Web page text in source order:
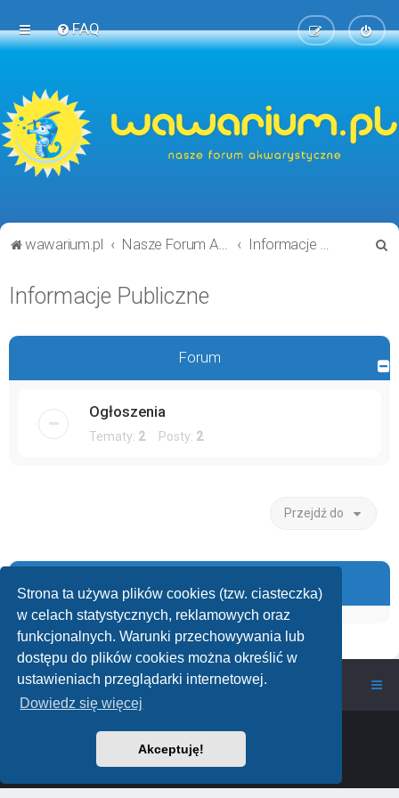
Strona ta używa plików cookies (tzw. ciasteczka)
w celach statystycznych, reklamowych oraz
funkcjonalnych. Warunki przechowywania lub
dostępu do plików cookies można określić w
ustawieniach przeglądarki internetowej.
Dowiedz się więcej
Akceptuję!
FAQ
wawarium.pl Nasze Forum Akwarystyczne Informacje Publiczne
a
j
Informacje Publiczne
Forum
Ogłoszenia
Tematy: 2Posty: 2
Przejdź do
wawarium.pl Nasze Forum Akwarystyczne
phpBB™• Design byPlanetStyles
Polski pakiet językowy dostarczaphpBB.pl
phpBB Two Factor Authentication ©
paul999